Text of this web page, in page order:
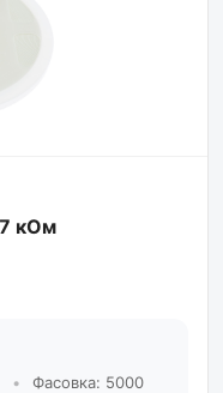
кОм
•
Фасовка: 5000